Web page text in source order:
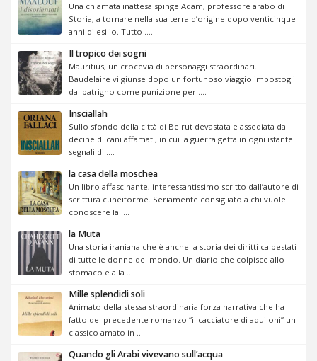
Una chiamata inattesa spinge Adam, professore arabo di
Storia, a tornare nella sua terra d’origine dopo venticinque
anni di esilio. Tutto ....
Il tropico dei sogni
Mauritius, un crocevia di personaggi straordinari.
Baudelaire vi giunse dopo un fortunoso viaggio impostogli
dal patrigno come punizione per ....
Insciallah
Sullo sfondo della città di Beirut devastata e assediata da
decine di cani affamati, in cui la guerra getta in ogni istante
segnali di ....
la casa della moschea
Un libro affascinante, interessantissimo scritto dall’autore di
scrittura cuneiforme. Seriamente consigliato a chi vuole
conoscere la ....
la Muta
Una storia iraniana che è anche la storia dei diritti calpestati
di tutte le donne del mondo. Un diario che colpisce allo
stomaco e alla ....
Mille splendidi soli
Animato della stessa straordinaria forza narrativa che ha
fatto del precedente romanzo “il cacciatore di aquiloni” un
classico amato in ....
Quando gli Arabi vivevano sull’acqua